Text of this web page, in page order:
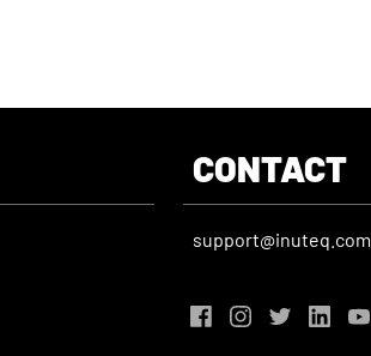
CONTACT
support@inuteq.com